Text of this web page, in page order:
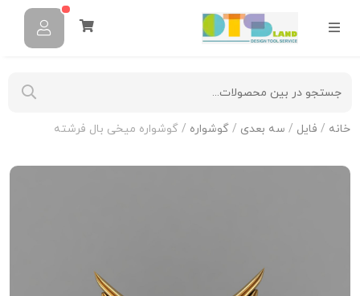
خانه / فایل / سه بعدی / گوشواره / گوشواره میخی بال فرشته